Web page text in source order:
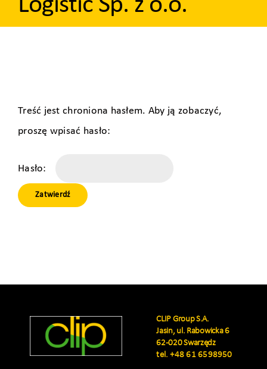
Logistic Sp. z o.o.
Treść jest chroniona hasłem. Aby ją zobaczyć,
proszę wpisać hasło:
Hasło:
CLIP Group S.A.
Jasin, ul. Rabowicka 6
62-020 Swarzędz
tel.+48 61 6598950